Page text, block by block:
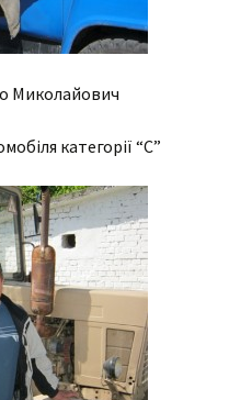
Миколайович
категорії “С”